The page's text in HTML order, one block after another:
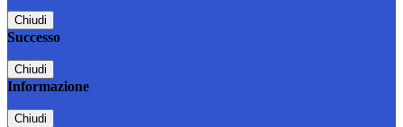
Chiudi
Successo
Chiudi
Informazione
Chiudi